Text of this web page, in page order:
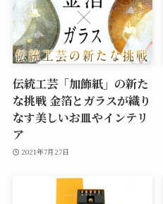
伝統工芸「加飾紙」の新た
な挑戦 金箔とガラスが織り
なす美しいお皿やインテリ
ア
2021年7月27日